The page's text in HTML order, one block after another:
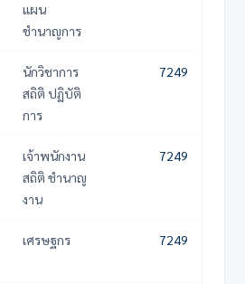
แผน
ชำนาญการ
นักวิชาการ
สถิติ ปฏิบัติ
การ
7249
เจ้าพนักงาน
สถิติ ชำนาญ
งาน
7249
เศรษฐกร 7249